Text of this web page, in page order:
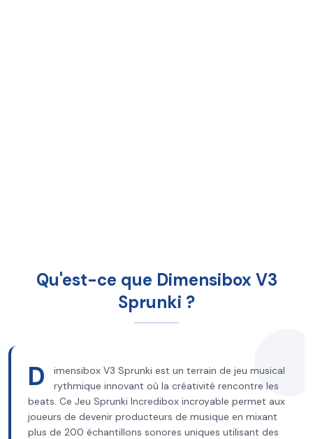
Qu'est-ce que Dimensibox V3
Sprunki ?
D
imensibox V3 Sprunki est un terrain de jeu musical
rythmique innovant où la créativité rencontre les
beats. Ce Jeu Sprunki Incredibox incroyable permet aux
joueurs de devenir producteurs de musique en mixant
plus de 200 échantillons sonores uniques utilisant des